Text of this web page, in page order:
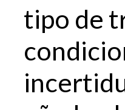
tipo de